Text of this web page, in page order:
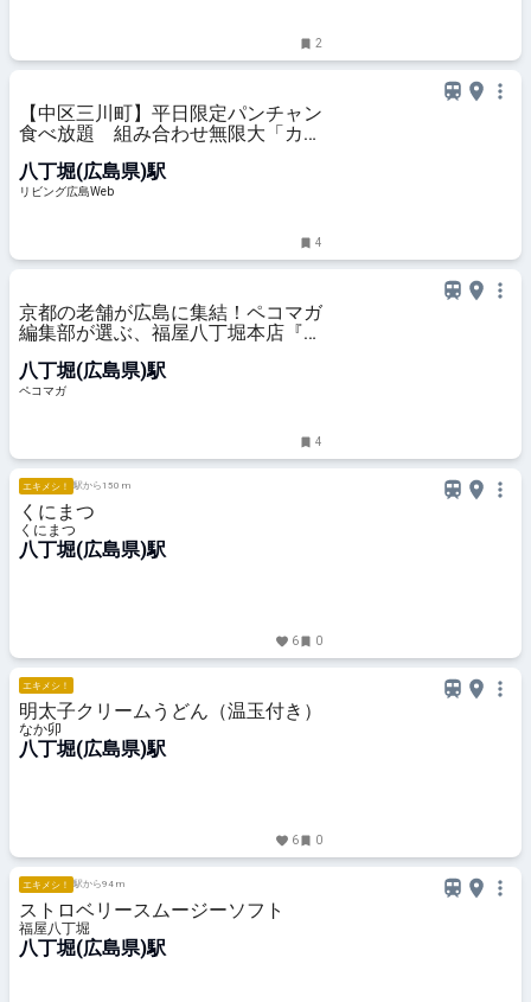
2
【中区三川町】平日限定パンチャン
食べ放題 組み合わせ無限大「カレ
八丁堀(広島県)駅
リビング広島Web
4
京都の老舗が広島に集結！ペコマガ
編集部が選ぶ、福屋八丁堀本店『京
八丁堀(広島県)駅
ペコマガ
4
エキメシ！ 駅から150 m
くにまつ
くにまつ
八丁堀(広島県)駅
6 0
エキメシ！
明太子クリームうどん（温玉付き）
なか卯
八丁堀(広島県)駅
6 0
エキメシ！ 駅から94 m
ストロベリースムージーソフト
福屋八丁堀
八丁堀(広島県)駅